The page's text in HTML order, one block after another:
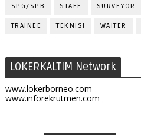
SPG/SPB STAFF SURVEYOR
TRAINEE TEKNISI WAITER
LOKERKALTIM Network
www.lokerborneo.com
www.inforekrutmen.com